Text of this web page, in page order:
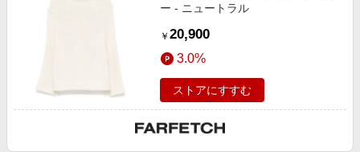
ー - ニュートラル
￥ 20,900
3.0%
ストアにすすむ